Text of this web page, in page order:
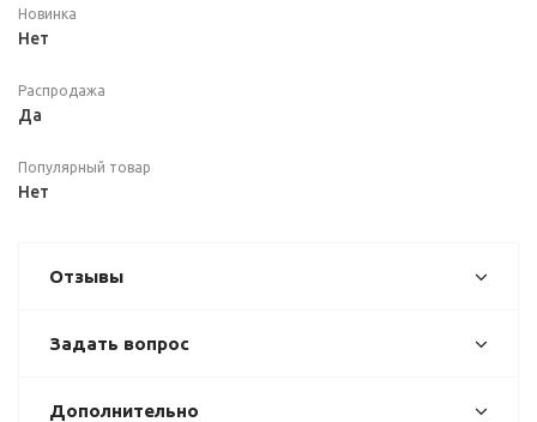
Новинка
Нет
Распродажа
Да
Популярный товар
Нет
Отзывы
Задать вопрос
Дополнительно